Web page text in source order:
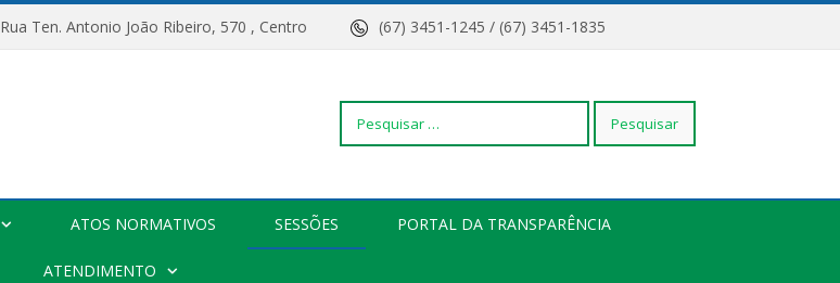
Rua Ten. Antonio João Ribeiro, 570 , Centro (67) 3451-1245 / (67) 3451-1835
Pesquisar
ATOS NORMATIVOS SESSÕES PORTAL DA TRANSPARÊNCIA
ATENDIMENTO